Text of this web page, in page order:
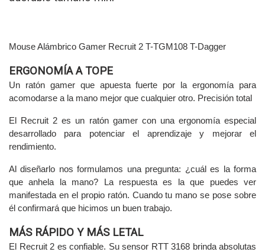
Mouse Alámbrico Gamer Recruit 2 T-TGM108 T-Dagger
ERGONOMÍA A TOPE
Un ratón gamer que apuesta fuerte por la ergonomía para
acomodarse a la mano mejor que cualquier otro. Precisión total
El Recruit 2 es un ratón gamer con una ergonomía especial
desarrollado para potenciar el aprendizaje y mejorar el
rendimiento.
Al diseñarlo nos formulamos una pregunta: ¿cuál es la forma
que anhela la mano? La respuesta es la que puedes ver
manifestada en el propio ratón. Cuando tu mano se pose sobre
él confirmará que hicimos un buen trabajo.
MÁS RÁPIDO Y MÁS LETAL
El Recruit 2 es confiable. Su sensor RTT 3168 brinda absolutas